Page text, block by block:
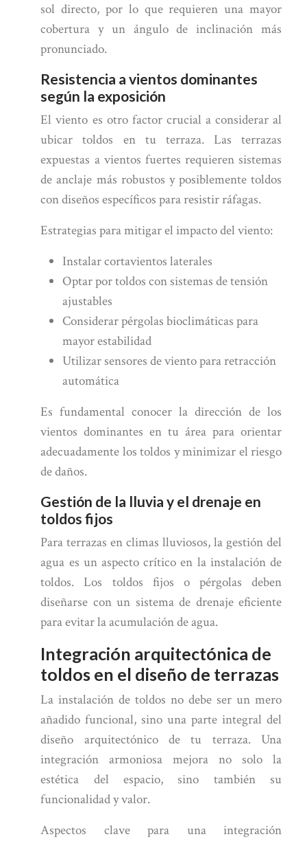
sol directo, por lo que requieren una mayor
cobertura y un ángulo de inclinación más
pronunciado.
Resistencia a vientos dominantes
según la exposición
El viento es otro factor crucial a considerar al
ubicar toldos en tu terraza. Las terrazas
expuestas a vientos fuertes requieren sistemas
de anclaje más robustos y posiblemente toldos
con diseños específicos para resistir ráfagas.
Estrategias para mitigar el impacto del viento:
Instalar cortavientos laterales
Optar por toldos con sistemas de tensión
ajustables
Considerar pérgolas bioclimáticas para
mayor estabilidad
Utilizar sensores de viento para retracción
automática
Es fundamental conocer la dirección de los
vientos dominantes en tu área para orientar
adecuadamente los toldos y minimizar el riesgo
de daños.
Gestión de la lluvia y el drenaje en
toldos fijos
Para terrazas en climas lluviosos, la gestión del
agua es un aspecto crítico en la instalación de
toldos. Los toldos fijos o pérgolas deben
diseñarse con un sistema de drenaje eficiente
para evitar la acumulación de agua.
Integración arquitectónica de
toldos en el diseño de terrazas
La instalación de toldos no debe ser un mero
añadido funcional, sino una parte integral del
diseño arquitectónico de tu terraza. Una
integración armoniosa mejora no solo la
estética del espacio, sino también su
funcionalidad y valor.
Aspectos clave para una integración